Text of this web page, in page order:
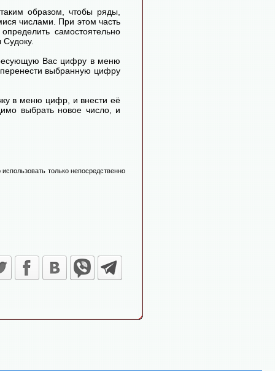
образом, чтобы ряды,
числами. При этом часть
самостоятельно
Вас цифру в меню
выбранную цифру
в меню цифр, и внести её
выбрать новое число, и
только непосредственно